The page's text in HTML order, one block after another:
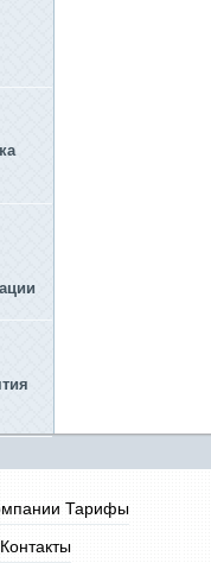
Тарифы
Контакты